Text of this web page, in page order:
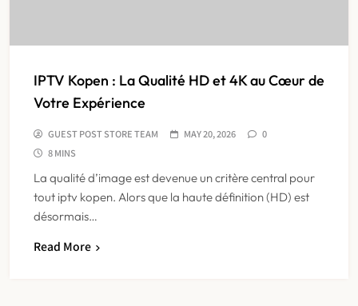
IPTV Kopen : La Qualité HD et 4K au Cœur de
Votre Expérience
GUEST POST STORE TEAM MAY 20, 2026
0
8 MINS
La qualité d’image est devenue un critère central pour
tout iptv kopen. Alors que la haute définition (HD) est
désormais…
Read More